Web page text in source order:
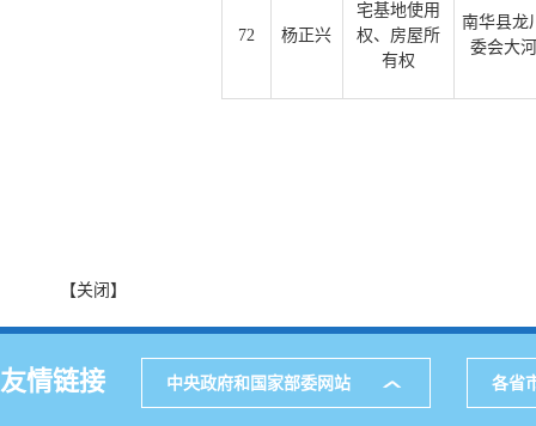
72 杨正兴
宅基地使用
权、房屋所
有权
南华县龙
委会大
【关闭】
友情链接 中央政府和国家部委网站 各省